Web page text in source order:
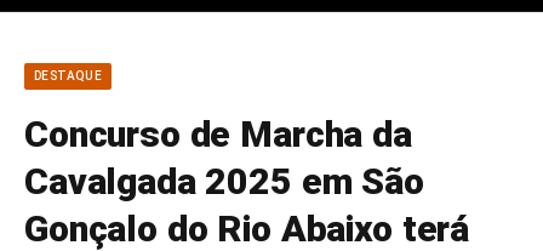
DESTAQUE
Concurso de Marcha da
Cavalgada 2025 em São
Gonçalo do Rio Abaixo terá